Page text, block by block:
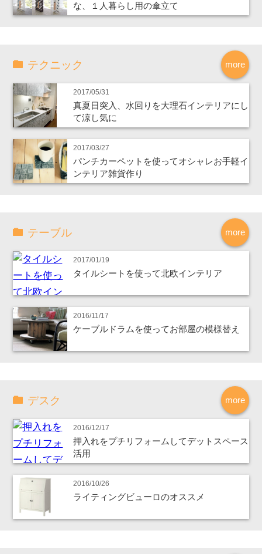
な、１人暮らし用の傘立て
more
テクニック
2017/05/31
真夏日突入、水回りを大理石インテリアにし
て涼し気に
2017/03/27
パンチカーペットを使ってオシャレお手軽イ
ンテリア雑貨作り
more
テーブル
2017/01/19
タイルシートを使って北欧インテリア
2016/11/17
ケーブルドラムを使ってお部屋の模様替え
more
デスク
2016/12/17
押入れをプチリフォームしてデットスペース
活用
2016/10/26
ライティングビューロのオススメ